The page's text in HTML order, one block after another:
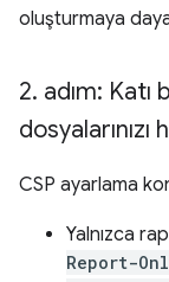
oluşturmaya
2. adım: Katı
dosyalarınızı
CSP ayarlama
Yalnızca
Report-